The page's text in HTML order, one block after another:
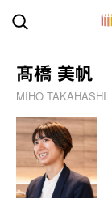
髙橋 美帆
MIHO TAKAHASHI